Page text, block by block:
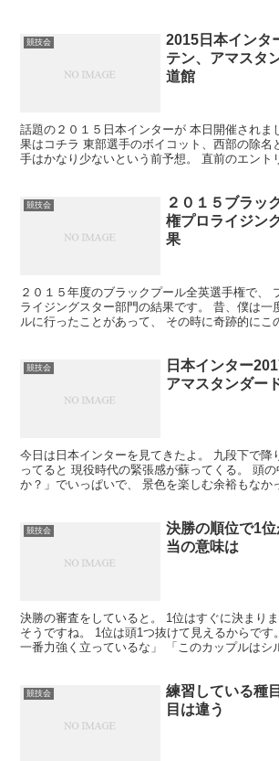
競技会
2015日本インタ
テン、アマスタ
道館
話題の２０１５日本インターが 本日開催され
果はコチラ 東部選手のボイコット、西部の除名
手はかなり少ないという前予想。 直前のエント
競技会
２０１５ブラッ
権プロライジン
果
２０１５年度のブラックプール全英選手権で、
ライジングスター部門の結果です。 昔、僕は一
ルに行ったことがあって、 その時に奇跡的にこ
競技会
日本インター
アマスタンダー
今日は日本インターを見てきたよ。 九段下で降
ってると 現役時代の緊張感が蘇ってくる。 頭
か？」でいっぱいで、 景色を楽しむ余裕もなか
競技会
決勝の順位で1
当の意味は
決勝の審査をしていると。 1位はすぐに決まり
そうですね。 1位は頭1つ抜けて見えるからです
一番力強く立っているな」 「このカップルはシ
競技会
練習している種
目は違う